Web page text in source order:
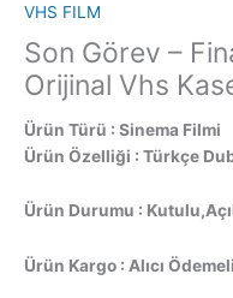
VHS FILM
Son Görev –
Orijinal Vhs
Ürün Türü : Sinema Filmi
Ürün Özelliği : Türkçe
Ürün Durumu :
Ürün Kargo : Alıcı Ödemeli